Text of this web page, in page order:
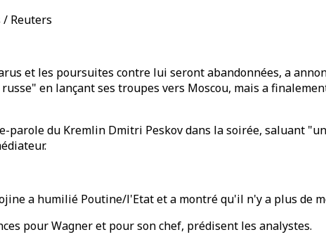
/ Reuters
et les poursuites contre lui seront abandonnées, a
en lançant ses troupes vers Moscou, mais a
du Kremlin Dmitri Peskov dans la soirée, saluant
a humilié Poutine/l'Etat et a montré qu'il n'y a plus de
pour Wagner et pour son chef, prédisent les analystes.